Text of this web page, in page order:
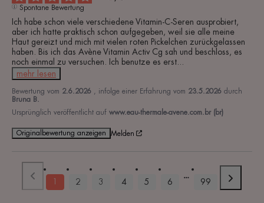
Spontane Bewertung
Ich habe schon viele verschiedene Vitamin-C-Seren ausprobiert,
aber ich hatte praktisch schon aufgegeben, weil sie alle meine
Haut gereizt und mich mit vielen roten Pickelchen zurückgelassen
haben. Bis ich das Avène Vitamin Activ Cg sah und beschloss, es
noch einmal zu versuchen. Ich benutze es erst
mehr lesen
Bewertung vom 2.6.2026 , infolge einer Erfahrung vom 23.5.2026 durch
Bruna B.
Ursprünglich veröffentlicht auf www.eau-thermale-avene.com.br (br)
Originalbewertung anzeigen Melden
2 3 4 5 6 99